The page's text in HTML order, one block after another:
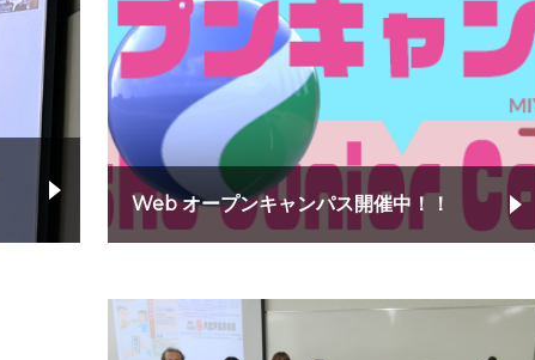
Web オープンキャンパス開催中！！